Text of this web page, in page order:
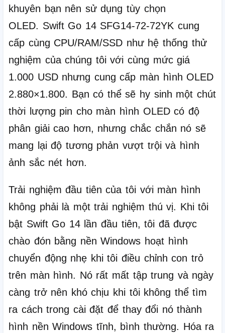
khuyên bạn nên sử dụng tùy chọn
OLED. Swift Go 14 SFG14-72-72YK cung
cấp cùng CPU/RAM/SSD như hệ thống thử
nghiệm của chúng tôi với cùng mức giá
1.000 USD nhưng cung cấp màn hình OLED
2.880×1.800. Bạn có thể sẽ hy sinh một chút
thời lượng pin cho màn hình OLED có độ
phân giải cao hơn, nhưng chắc chắn nó sẽ
mang lại độ tương phản vượt trội và hình
ảnh sắc nét hơn.
Trải nghiệm đầu tiên của tôi với màn hình
không phải là một trải nghiệm thú vị. Khi tôi
bật Swift Go 14 lần đầu tiên, tôi đã được
chào đón bằng nền Windows hoạt hình
chuyển động nhẹ khi tôi điều chỉnh con trỏ
trên màn hình. Nó rất mất tập trung và ngày
càng trở nên khó chịu khi tôi không thể tìm
ra cách trong cài đặt để thay đổi nó thành
hình nền Windows tĩnh, bình thường. Hóa ra